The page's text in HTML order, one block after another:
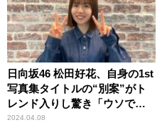
日向坂46 松田好花、自身の1st
写真集タイトルの“別案”がト
レンド入りし驚き「ウソでし
ょ～！？（笑）」
2024.04.08